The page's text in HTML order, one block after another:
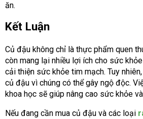
ăn.
Kết Luận
Củ đậu không chỉ là thực phẩm quen
còn mang lại nhiều lợi ích cho sức
cải thiện sức khỏe tim mạch. Tuy
củ đậu vì chúng có thể gây ngộ độc.
khoa học sẽ giúp nâng cao sức khỏe
Nếu đang cần mua củ đậu và các loại